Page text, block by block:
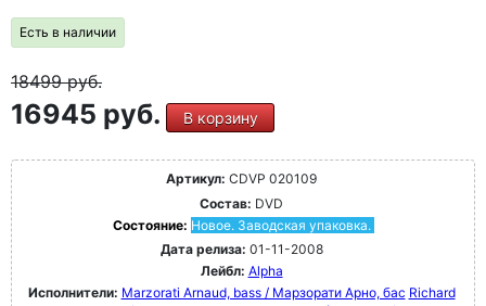
Есть в наличии
18499руб.
16945 руб. В корзину
Артикул: CDVP 020109
Состав: DVD
Состояние: Новое. Заводская упаковка.
Дата релиза: 01-11-2008
Лейбл: Alpha
Исполнители: Marzorati Arnaud, bass / Марзорати Арно, бас Richard